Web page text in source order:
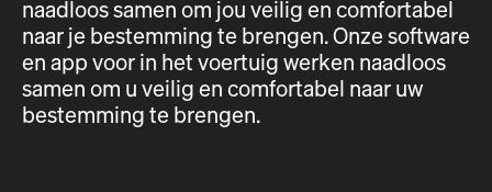
naadloos samen om jou veilig en comfortabel
naar je bestemming te brengen. Onze software
en app voor in het voertuig werken naadloos
samen om u veilig en comfortabel naar uw
bestemming te brengen.